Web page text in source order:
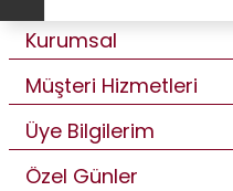
Kurumsal
Müşteri Hizmetleri
Üye Bilgilerim
Özel Günler